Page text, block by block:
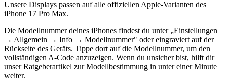
Unsere Displays passen auf alle offiziellen Apple-Varianten des
iPhone 17 Pro Max.
Die Modellnummer deines iPhones findest du unter „Einstellungen
→ Allgemein → Info → Modellnummer" oder eingraviert auf der
Rückseite des Geräts. Tippe dort auf die Modellnummer, um den
vollständigen A-Code anzuzeigen. Wenn du unsicher bist, hilft dir
unser Ratgeberartikel zur Modellbestimmung in unter einer Minute
weiter.